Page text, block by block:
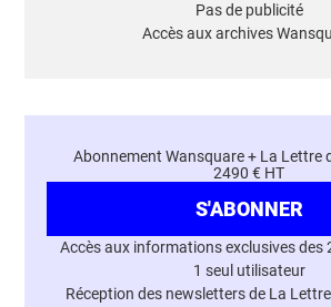
Pas de publicité
Accès aux archives
Abonnement Wansquare + La Lettre
2490 € HT
S'ABONNER
Accès aux informations exclusives des
1 seul utilisateur
Réception des newsletters de La